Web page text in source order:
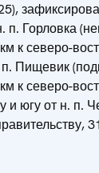
п. Горловка
к северо-
п. Пищевик
к северо-
и югу от н. п.